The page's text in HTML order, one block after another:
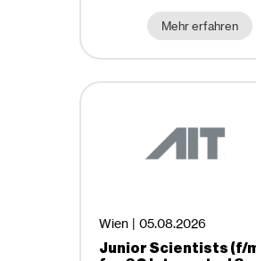
Mehr erfahren
Wien | 05.08.2026
Junior Scientists (f/